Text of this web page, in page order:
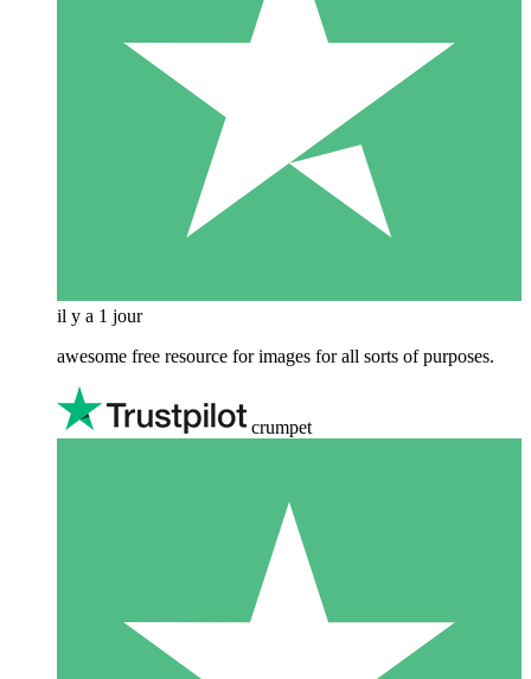
il y a 1 jour
awesome free resource for images for all sorts of purposes.
crumpet